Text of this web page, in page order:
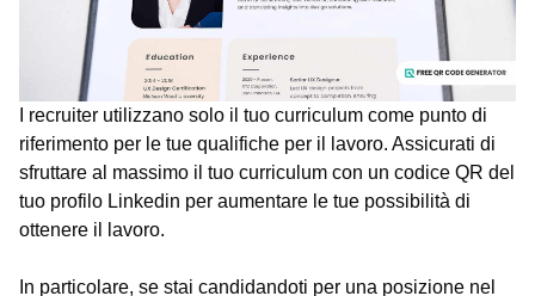
I recruiter utilizzano solo il tuo curriculum come punto di
riferimento per le tue qualifiche per il lavoro. Assicurati di
sfruttare al massimo il tuo curriculum con un codice QR del
tuo profilo Linkedin per aumentare le tue possibilità di
ottenere il lavoro.
In particolare, se stai candidandoti per una posizione nel